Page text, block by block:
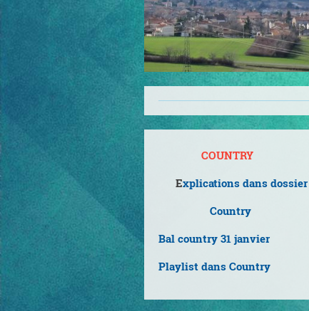
COUNTRY
Explications dans dossier
Country
Bal country 31 janvier
Playlist dans Country